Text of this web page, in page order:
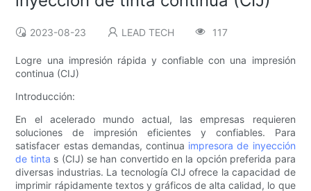
2023-08-23 LEAD TECH 117
Logre una impresión rápida y confiable con una impresión
continua (CIJ)
Introducción:
En el acelerado mundo actual, las empresas requieren
soluciones de impresión eficientes y confiables. Para
satisfacer estas demandas, continua impresora de inyección
de tinta s (CIJ) se han convertido en la opción preferida para
diversas industrias. La tecnología CIJ ofrece la capacidad de
imprimir rápidamente textos y gráficos de alta calidad, lo que